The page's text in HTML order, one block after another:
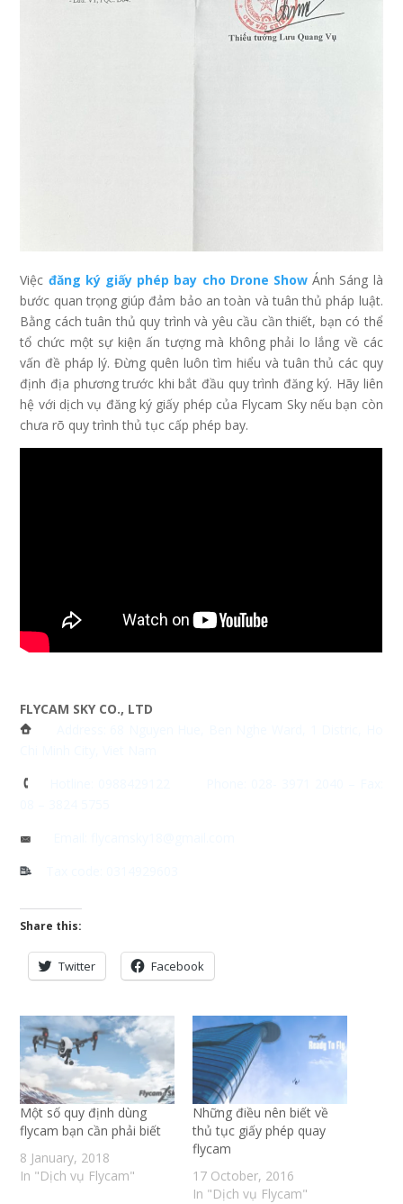
Việc đăng ký giấy phép bay cho Drone Show Ánh Sáng là
bước quan trọng giúp đảm bảo an toàn và tuân thủ pháp luật.
Bằng cách tuân thủ quy trình và yêu cầu cần thiết, bạn có thể
tổ chức một sự kiện ấn tượng mà không phải lo lắng về các
vấn đề pháp lý. Đừng quên luôn tìm hiểu và tuân thủ các quy
định địa phương trước khi bắt đầu quy trình đăng ký. Hãy liên
hệ với dịch vụ đăng ký giấy phép của Flycam Sky nếu bạn còn
chưa rõ quy trình thủ tục cấp phép bay.
FLYCAM SKY CO., LTD
Share this:
Twitter Facebook
Một số quy định dùng
flycam bạn cần phải biết
8 January, 2018
In "Dịch vụ Flycam"
Những điều nên biết về
thủ tục giấy phép quay
flycam
17 October, 2016
In "Dịch vụ Flycam"